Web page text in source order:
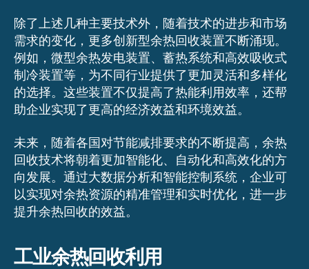
除了上述几种主要技术外，随着技术的进步和市场
需求的变化，更多创新型余热回收装置不断涌现。
例如，微型余热发电装置、蓄热系统和高效吸收式
制冷装置等，为不同行业提供了更加灵活和多样化
的选择。这些装置不仅提高了热能利用效率，还帮
助企业实现了更高的经济效益和环境效益。
未来，随着各国对节能减排要求的不断提高，余热
回收技术将朝着更加智能化、自动化和高效化的方
向发展。通过大数据分析和智能控制系统，企业可
以实现对余热资源的精准管理和实时优化，进一步
提升余热回收的效益。
工业余热回收利用